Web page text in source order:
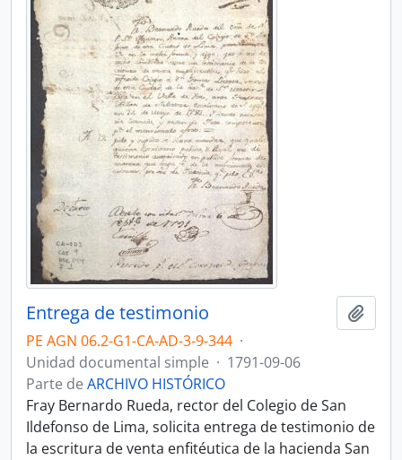
Entrega de testimonio
PE AGN 06.2-G1-CA-AD-3-9-344 ·
Unidad documental simple · 1791-09-06
Parte de ARCHIVO HISTÓRICO
Fray Bernardo Rueda, rector del Colegio de San
Ildefonso de Lima, solicita entrega de testimonio de
la escritura de venta enfitéutica de la hacienda San